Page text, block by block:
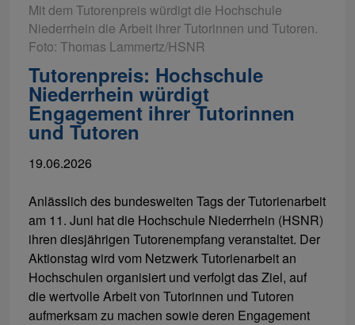
Mit dem Tutorenpreis würdigt die Hochschule
Niederrhein die Arbeit ihrer Tutorinnen und Tutoren.
Foto: Thomas Lammertz/HSNR
Tutorenpreis: Hochschule
Niederrhein würdigt
Engagement ihrer Tutorinnen
und Tutoren
19.06.2026
Anlässlich des bundesweiten Tags der Tutorienarbeit
am 11. Juni hat die Hochschule Niederrhein (HSNR)
ihren diesjährigen Tutorenempfang veranstaltet. Der
Aktionstag wird vom Netzwerk Tutorienarbeit an
Hochschulen organisiert und verfolgt das Ziel, auf
die wertvolle Arbeit von Tutorinnen und Tutoren
aufmerksam zu machen sowie deren Engagement